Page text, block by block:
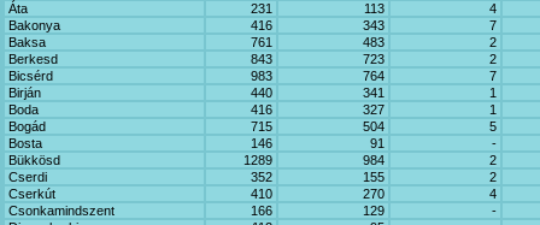
Áta
231 113
4
Bakonya
416 343
7
Baksa
761 483
2
Berkesd
843 723
2
Bicsérd
983 764
7
Birján
440 341
1
Boda
416 327
1
Bogád
715 504
5
Bosta
146 91
-
Bükkösd
1289 984
2
Cserdi
352 155
2
Cserkút
410 270
4
Csonkamindszent
166 129
-